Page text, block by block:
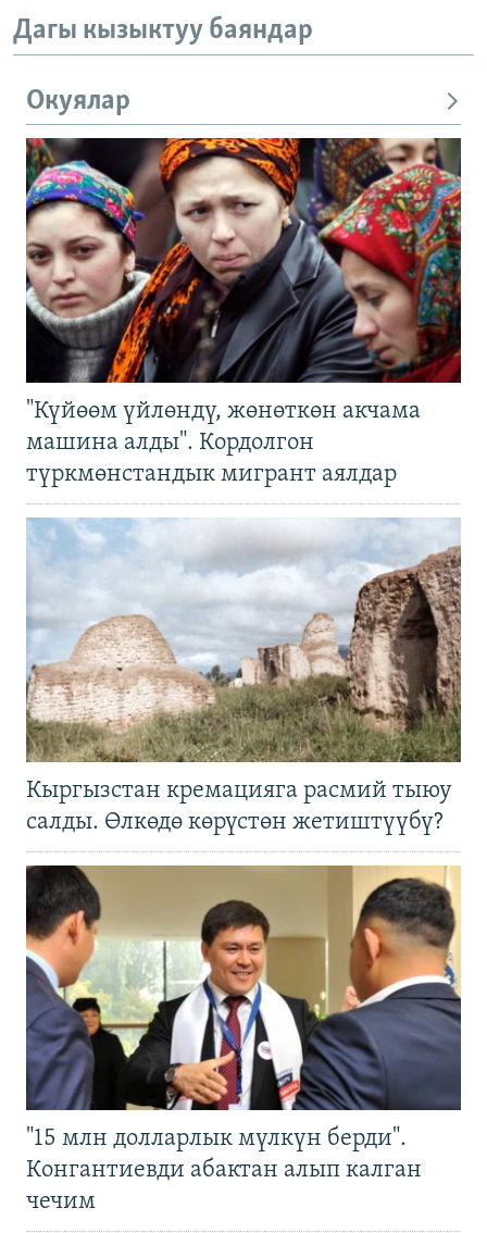
Дагы кызыктуу баяндар
Окуялар
"Күйөөм үйлөндү, жөнөткөн акчама
машина алды". Кордолгон
түркмөнстандык мигрант аялдар
Кыргызстан кремацияга расмий тыюу
салды. Өлкөдө көрүстөн жетиштүүбү?
"15 млн долларлык мүлкүн берди".
Конгантиевди абактан алып калган
чечим